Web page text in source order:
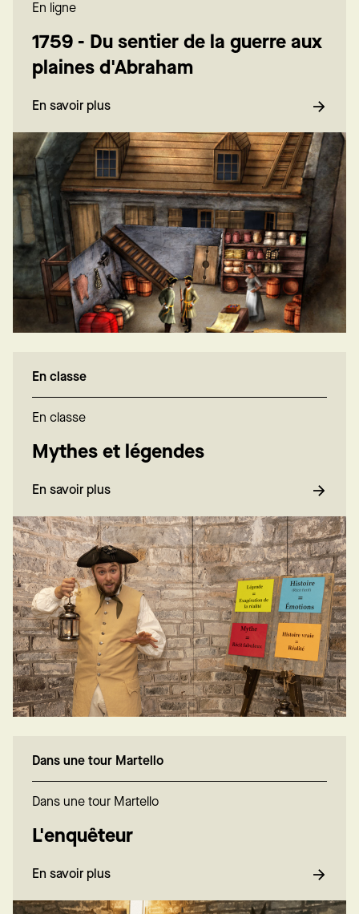
En ligne
1759 - Du sentier de la guerre aux
plaines d'Abraham
En savoir plus
En classe
En classe
Mythes et légendes
En savoir plus
Dans une tour Martello
Dans une tour Martello
L'enquêteur
En savoir plus